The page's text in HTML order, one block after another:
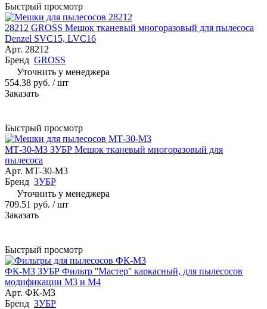
Быстрый просмотр
28212 GROSS Мешок тканевый многоразовый для пылесоса
Denzel SVC15, LVC16
Арт. 28212
Бренд GROSS
Уточнить у менеджера
554.38 руб. / шт
Заказать
Быстрый просмотр
МТ-30-М3 ЗУБР Мешок тканевый многоразовый для
пылесоса
Арт. МТ-30-М3
Бренд ЗУБР
Уточнить у менеджера
709.51 руб. / шт
Заказать
Быстрый просмотр
ФК-М3 ЗУБР Фильтр ''Мастер'' каркасный, для пылесосов
модификации М3 и М4
Арт. ФК-М3
Бренд ЗУБР